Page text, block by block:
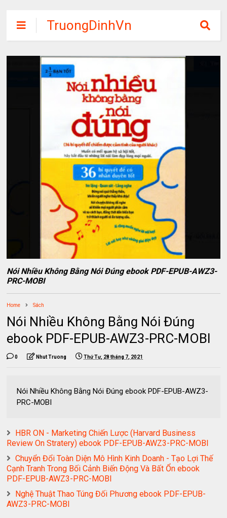
TruongDinhVn
Chia sẽ ebook,
các khóa học,
phần mềm học
tập miễn phí
Nói Nhiều Không Bằng Nói Đúng ebook PDF-EPUB-AWZ3-
PRC-MOBI
Home Sách
Nói Nhiều Không Bằng Nói Đúng
ebook PDF-EPUB-AWZ3-PRC-MOBI
0 Nhut Truong Thứ Tư, 28 tháng 7, 2021
Nói Nhiều Không Bằng Nói Đúng ebook PDF-EPUB-AWZ3-
PRC-MOBI
HBR ON - Marketing Chiến Lược (Harvard Business
Review On Stratery) ebook PDF-EPUB-AWZ3-PRC-MOBI
Chuyển Đổi Toàn Diện Mô Hình Kinh Doanh - Tạo Lợi Thế
Cạnh Tranh Trong Bối Cảnh Biến Động Và Bất Ổn ebook
PDF-EPUB-AWZ3-PRC-MOBI
Nghệ Thuật Thao Túng Đối Phương ebook PDF-EPUB-
AWZ3-PRC-MOBI